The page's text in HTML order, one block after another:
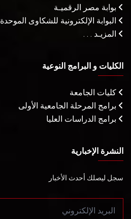
بوابة مصر الرقميـة
البوابة الإلكترونية للشكاوى الموحدة
المزيـد . . .
الكليات و البرامج النوعية
كليات الجامعة
برامج المرحلة الجامعية الأولى
برامج الدراسات العليا
النشرة الإخبارية
سجل ليصلك أحدث الأخبار